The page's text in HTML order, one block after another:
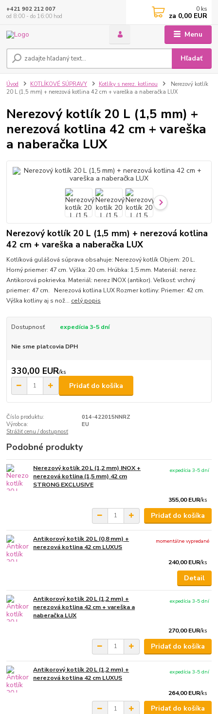
Menu
Hľadať
+421 902 212 007
od 8:00 - do 16:00 hod
0 ks
za 0,00 EUR
Úvod KOTLÍKOVÉ SÚPRAVY Kotlíky s nerez. kotlinou
Nerezový kotlík
20 L (1,5 mm) + nerezová kotlina 42 cm + vareška a naberačka LUX
Nerezový kotlík 20 L (1,5 mm) +
nerezová kotlina 42 cm + vareška
a naberačka LUX
Nerezový kotlík 20 L (1,5 mm) + nerezová kotlina
42 cm + vareška a naberačka LUX
Kotlíková gulášová súprava obsahuje: Nerezový kotlík Objem: 20 L.
Horný priemer: 47 cm. Výška: 20 cm. Hrúbka: 1,5 mm. Materiál: nerez.
Antikorová pokrievka. Materiál: nerez INOX (antikor). Veľkosť: vrchný
priemer: 47 cm. Nerezová kotlina LUX Rozmer kotliny: Priemer: 42 cm.
Výška kotliny aj s nož... celý popis
Dostupnosť expedícia 3-5 dní
Nie sme platcovia DPH
330,00 EUR/ks
Pridať do košíka
Číslo produktu:
014-422015NNRZ
Výrobca:
EU
Strážiť cenu / dostupnosť
Podobné produkty
Nerezový kotlík 20 L (1,2 mm) INOX +
nerezová kotlina (1,5 mm) 42 cm
STRONG EXCLUSIVE
355,00 EUR/ks
expedícia 3-5 dní
Pridať do košíka
Antikorový kotlík 20 L (0,8 mm) +
nerezová kotlina 42 cm LUXUS
240,00 EUR/ks
momentálne vypredané
Detail
Antikorový kotlík 20 L (1,2 mm) +
nerezová kotlina 42 cm + vareška a
naberačka LUX
270,00 EUR/ks
expedícia 3-5 dní
Pridať do košíka
Antikorový kotlík 20 L (1,2 mm) +
nerezová kotlina 42 cm LUXUS
264,00 EUR/ks
expedícia 3-5 dní
Pridať do košíka